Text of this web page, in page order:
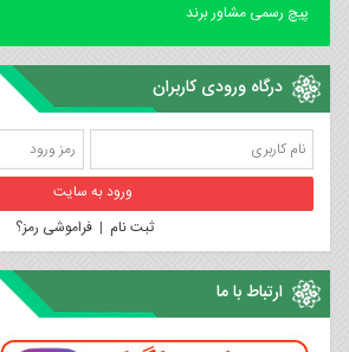
پیچ رسمی مشاور برند
درگاه ورودی کاربران
ثبت نام |فراموشی رمز؟
ارتباط با ما